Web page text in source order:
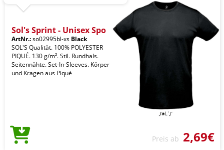
Sol's Sprint - Unisex Spo
ArtNr.:so02995bl-xs Black
SOL'S Qualität. 100% POLYESTER
PIQUÉ. 130 g/m². Stil. Rundhals.
Seitennähte. Set-In-Sleeves. Körper
und Kragen aus Piqué
Preis ab 2,69€